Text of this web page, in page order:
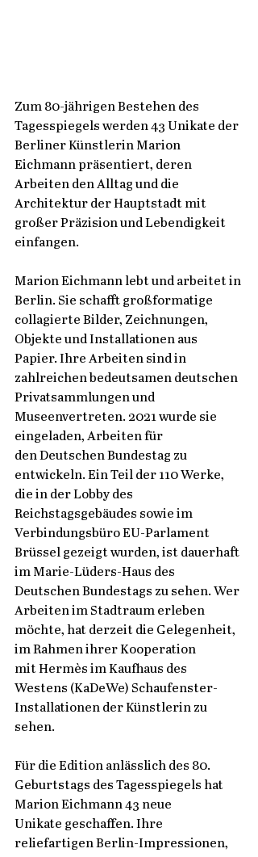
Zum 80-jährigen Bestehen des
Tagesspiegels werden 43 Unikate der
Berliner Künstlerin Marion
Eichmann präsentiert, deren
Arbeiten den Alltag und die
Architektur der Hauptstadt mit
großer Präzision und Lebendigkeit
einfangen.
Marion Eichmann lebt und arbeitet in
Berlin. Sie schafft großformatige
collagierte Bilder, Zeichnungen,
Objekte und Installationen aus
Papier. Ihre Arbeiten sind in
zahlreichen bedeutsamen deutschen
Privatsammlungen und
Museenvertreten. 2021 wurde sie
eingeladen, Arbeiten für
den Deutschen Bundestag zu
entwickeln. Ein Teil der 110 Werke,
die in der Lobby des
Reichstagsgebäudes sowie im
Verbindungsbüro EU-Parlament
Brüssel gezeigt wurden, ist dauerhaft
im Marie-Lüders-Haus des
Deutschen Bundestags zu sehen. Wer
Arbeiten im Stadtraum erleben
möchte, hat derzeit die Gelegenheit,
im Rahmen ihrer Kooperation
mit Hermès im Kaufhaus des
Westens (KaDeWe) Schaufenster-
Installationen der Künstlerin zu
sehen.
Für die Edition anlässlich des 80.
Geburtstags des Tagesspiegels hat
Marion Eichmann 43 neue
Unikate geschaffen. Ihre
reliefartigen Berlin-Impressionen,